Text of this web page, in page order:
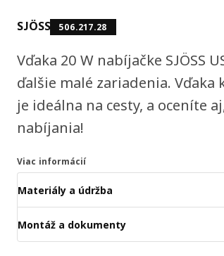
SJÖSS 506.217.28
Vďaka 20 W nabíjačke SJÖSS
ďalšie malé zariadenia.
je ideálna na cesty, a oceníte
nabíjania!
Viac informácií
Materiály a údržba
Montáž a dokumenty